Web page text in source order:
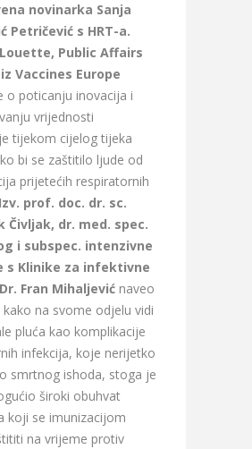
novinarka Sanja
Petričević s HRT-a.
Public Affairs
Vaccines Europe
o poticanju inovacija i
vrijednosti
tijekom cijelog tijeka
bi se zaštitilo ljude od
prijetećih respiratornih
Izv. prof. doc. dr. sc.
Čivljak, dr. med. spec.
i subspec. intenzivne
s Klinike za infektivne
Fran Mihaljević naveo
na svome odjelu vidi
pluća kao komplikacije
infekcija, koje nerijetko
smrtnog ishoda, stoga je
široki obuhvat
koji se imunizacijom
na vrijeme protiv